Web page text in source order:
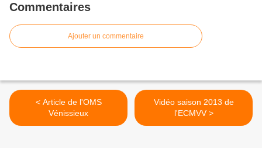
Commentaires
Ajouter un commentaire
< Article de l'OMS
Vénissieux
Vidéo saison 2013 de
l'ECMVV >